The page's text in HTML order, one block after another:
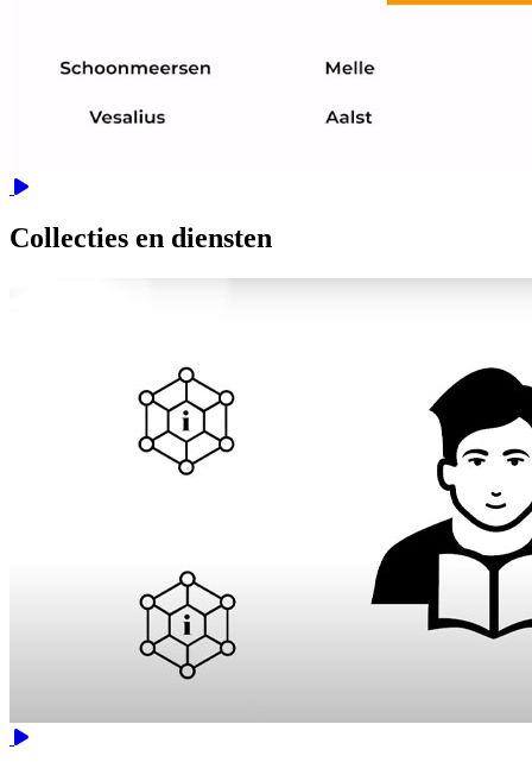
Video
Collecties en diensten
Video